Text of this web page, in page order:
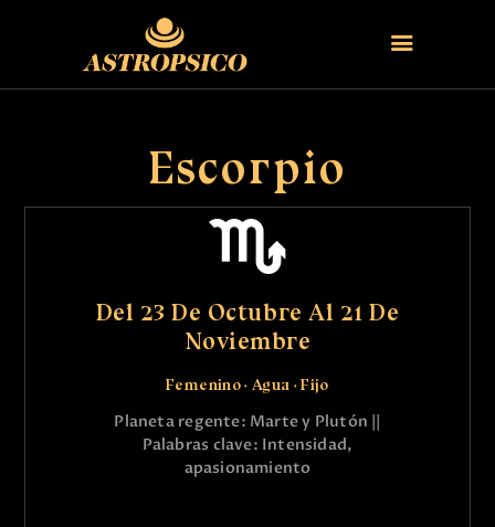
Escorpio
CONTACTO
Del 23 De Octubre Al 21 De
Noviembre
Femenino · Agua · Fijo
Planeta regente: Marte y Plutón ||
Palabras clave: Intensidad,
apasionamiento